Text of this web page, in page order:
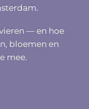
— en hoe
bloemen en
mee.